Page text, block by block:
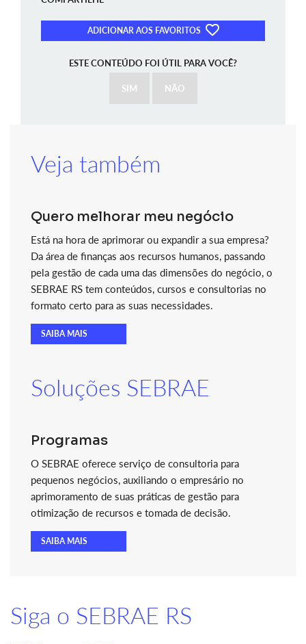
ADICIONAR AOS FAVORITOS
ESTE CONTEÚDO FOI ÚTIL PARA VOCÊ?
SIM NÃO
Veja também
Quero melhorar meu negócio
Está na hora de aprimorar ou expandir a sua empresa?
Da área de finanças aos recursos humanos, passando
pela gestão de cada uma das dimensões do negócio, o
SEBRAE RS tem conteúdos, cursos e consultorias no
formato certo para as suas necessidades.
SAIBA MAIS
Soluções SEBRAE
Programas
O SEBRAE oferece serviço de consultoria para
pequenos negócios, auxiliando o empresário no
aprimoramento de suas práticas de gestão para
otimização de recursos e tomada de decisão.
SAIBA MAIS
Siga o SEBRAE RS